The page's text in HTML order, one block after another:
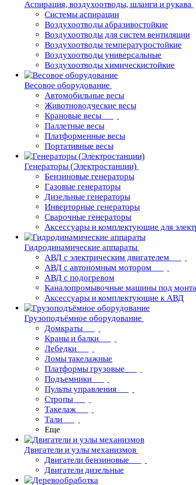
Аспирация, воздухоотводы, шланги и рукава
Системы аспирации
Воздухоотводы абразивостойкие
Воздухоотводы для систем вентиляции
Воздухоотводы температуростойкие
Воздухоотводы универсальные
Воздухоотводы химическистойкие
Весовое оборудование
Автомобильные весы
Животноводческие весы
Крановые весы
Паллетные весы
Платформенные весы
Портативные весы
Генераторы (Электростанции)
Бензиновые генераторы
Газовые генераторы
Дизельные генераторы
Инверторные генераторы
Сварочные генераторы
Аксессуары и комплектующие для
Гидродинамические аппараты
АВД с электрическим двигателем
АВД с автономным мотором
АВД с подогревом
Каналопромывочные машины под
Аксессуары и комплектующие к АВД
Грузоподъёмное оборудование
Домкраты
Краны и балки
Лебедки
Ломы такелажные
Платформы грузовые
Подъемники
Пульты управления
Стропы
Такелаж
Тали
Еще
Двигатели и узлы механизмов
Двигатели бензиновые
Двигатели дизельные